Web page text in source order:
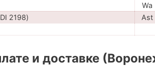
Wa
2198)
Ast
и доставке